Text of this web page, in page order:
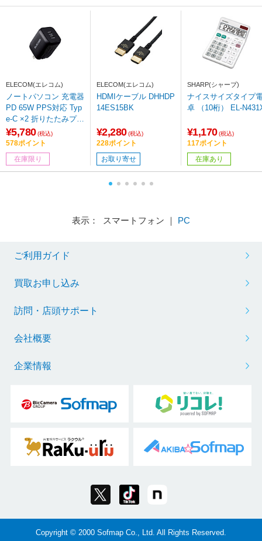
ELECOM(エレコム)
ノートパソコン 充電器
PD 65W PPS対応 Typ
e-C ×2 折りたたみプラ
グ 小型 軽量 【 MacB
ook Pro / Air レノボ D
ell HP NEC iPad iPhon
e Android ラップトッ
プ タブレット スマホ
¥5,780 (税込)
578ポイント
在庫限り
ELECOM(エレコム)
HDMIケーブル DHHDP
14ES15BK
¥2,280 (税込)
228ポイント
お取り寄せ
SHARP(シャープ)
ナイスサイズタイプ
卓 （10桁） EL-
¥1,170 (税込)
117ポイント
在庫あり
表示： スマートフォン ｜ PC
ご利用ガイド
買取お申し込み
訪問・店頭サポート
会社概要
企業情報
Copyright © 2000 Sofmap Co., Ltd. All Rights Reserved.